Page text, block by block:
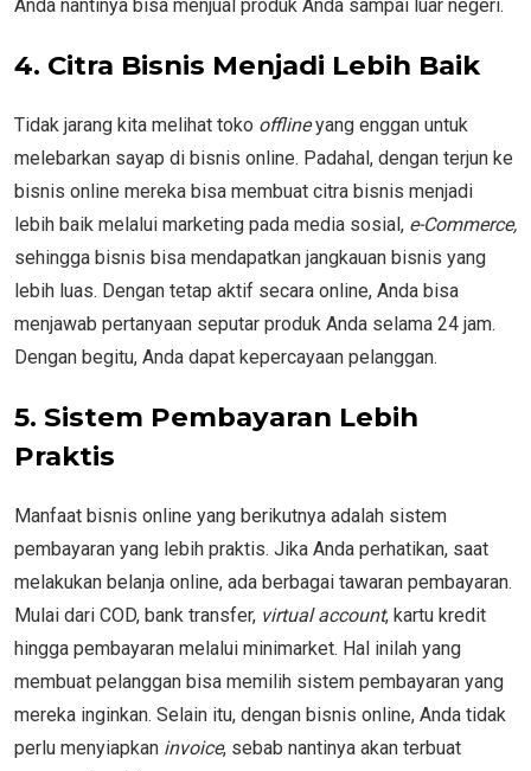
Anda nantinya bisa menjual produk Anda sampai luar negeri.
4. Citra Bisnis Menjadi Lebih Baik
Tidak jarang kita melihat toko offlineyang enggan untuk
melebarkan sayap di bisnis online. Padahal, dengan terjun ke
bisnis online mereka bisa membuat citra bisnis menjadi
lebih baik melalui marketing pada media sosial, e-Commerce,
sehingga bisnis bisa mendapatkan jangkauan bisnis yang
lebih luas. Dengan tetap aktif secara online, Anda bisa
menjawab pertanyaan seputar produk Anda selama 24 jam.
Dengan begitu, Anda dapat kepercayaan pelanggan.
5. Sistem Pembayaran Lebih
Praktis
Manfaat bisnis online yang berikutnya adalah sistem
pembayaran yang lebih praktis. Jika Anda perhatikan, saat
melakukan belanja online, ada berbagai tawaran pembayaran.
Mulai dari COD, bank transfer, virtual account, kartu kredit
hingga pembayaran melalui minimarket. Hal inilah yang
membuat pelanggan bisa memilih sistem pembayaran yang
mereka inginkan. Selain itu, dengan bisnis online, Anda tidak
perlu menyiapkan invoice, sebab nantinya akan terbuat